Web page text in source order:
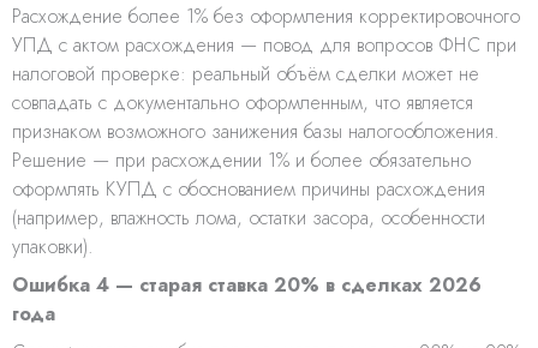
Расхождение более 1% без оформления корректировочного
УПД с актом расхождения — повод для вопросов ФНС при
налоговой проверке: реальный объём сделки может не
совпадать с документально оформленным, что является
признаком возможного занижения базы налогообложения.
Решение — при расхождении 1% и более обязательно
оформлять КУПД с обоснованием причины расхождения
(например, влажность лома, остатки засора, особенности
упаковки).
Ошибка 4 — старая ставка 20% в сделках 2026
года